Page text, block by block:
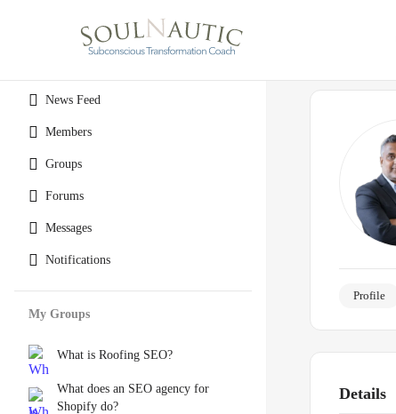
News Feed
Members
Groups
Forums
Messages
Notifications
My Groups
What is Roofing SEO?
What does an SEO agency for
Shopify do?
Profile
Details